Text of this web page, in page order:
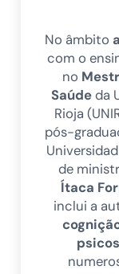
No âmbito
com o
no
Saúdeda
Rioja
pós-
de
Ítaca
inclui a